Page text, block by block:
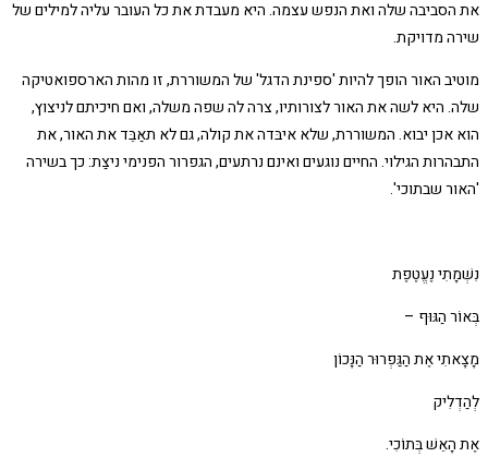
את הסביבה שלה ואת הנפש עצמה. היא מעבדת את כל העובר עליה למילים של
שירה מדויקת.
מוטיב האור הופך להיות 'ספינת הדגל' של המשוררת, זו מהות הארספואטיקה
שלה. היא לשה את האור לצורותיו, צרה לה שפה משלה, ואם חיכיתם לניצוץ,
הוא אכן יבוא. המשוררת, שלא איבּדה את קולה, גם לא תאַבֵּד את האור, את
התבהרות הגילוי. החיים נוגעים ואינם נרתעים, הגפרור הפנימי ניצַת: כך בשירה
'האור שבתוכי'.
נִשְׁמָתִי נֶעֱטֶפֶת
בְּאוֹר הַגּוּף –
מָצָאתִי אֶת הַגַּפְרוּר הַנָּכוֹן
לְהַדְלִיק
אֶת הָאֵשׁ בְּתוֹכִי.